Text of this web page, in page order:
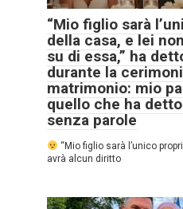
“Mio figlio sarà
della casa, e lei
su di essa,” ha
durante la
matrimonio: mio
quello che ha
senza parole
“Mio figlio sarà l’unico
avrà alcun diritto